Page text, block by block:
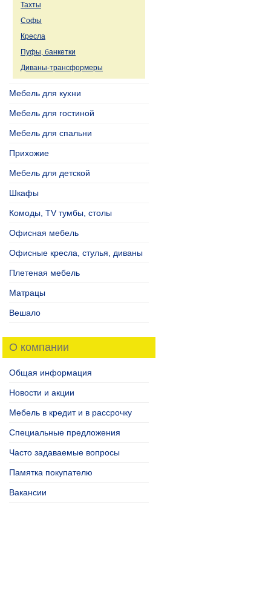
Тахты
Софы
Кресла
Пуфы, банкетки
Диваны-трансформеры
Мебель для кухни
Мебель для гостиной
Мебель для спальни
Прихожие
Мебель для детской
Шкафы
Комоды, TV тумбы, столы
Офисная мебель
Офисные кресла, стулья, диваны
Плетеная мебель
Матрацы
Вешало
О компании
Общая информация
Новости и акции
Мебель в кредит и в рассрочку
Специальные предложения
Часто задаваемые вопросы
Памятка покупателю
Вакансии